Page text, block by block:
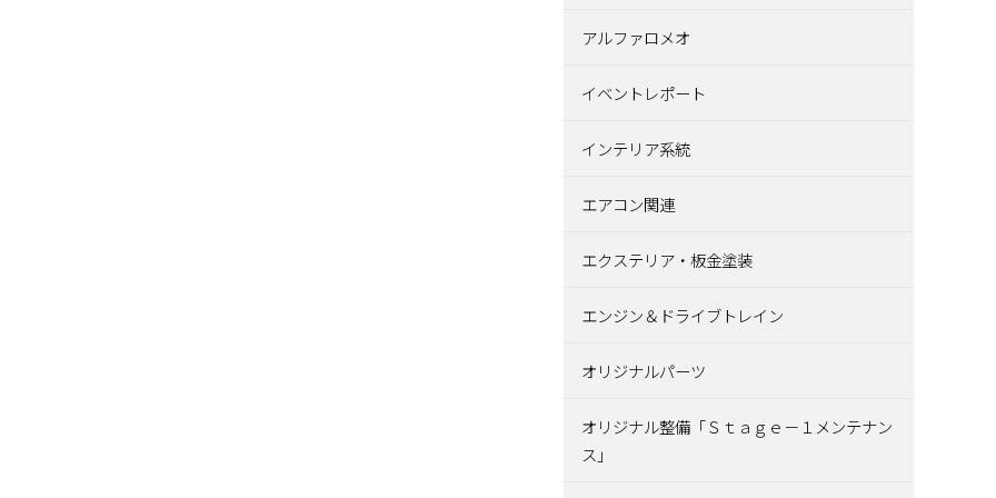
アルファロメオ
イベントレポート
インテリア系統
エアコン関連
エクステリア・板金塗装
エンジン＆ドライブトレイン
オリジナルパーツ
オリジナル整備「Ｓｔａｇｅ－１メンテナン
ス」